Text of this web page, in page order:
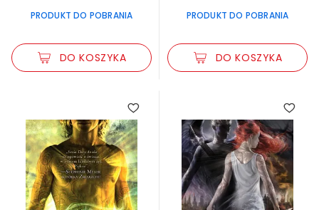
PRODUKT DO POBRANIA
DO KOSZYKA
PRODUKT DO POBRANIA
DO KOSZYKA